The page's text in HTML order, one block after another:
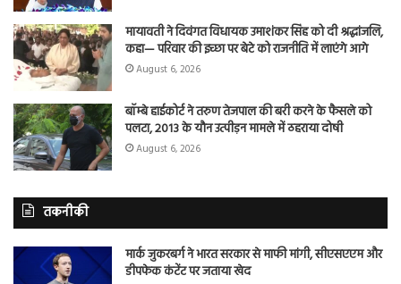
मायावती ने दिवंगत विधायक उमाशंकर सिंह को दी श्रद्धांजलि,
कहा— परिवार की इच्छा पर बेटे को राजनीति में लाएंगे आगे
August 6, 2026
बॉम्बे हाईकोर्ट ने तरुण तेजपाल की बरी करने के फैसले को
पलटा, 2013 के यौन उत्पीड़न मामले में ठहराया दोषी
August 6, 2026
तकनीकी
मार्क जुकरबर्ग ने भारत सरकार से माफी मांगी, सीएसएएम और
डीपफेक कंटेंट पर जताया खेद